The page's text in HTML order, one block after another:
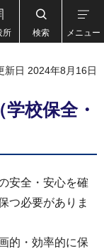
所 検索 メニュー
新日 2024年8月16日
校保全・
安全・安心を確
つ必要がありま
的・効率的に保